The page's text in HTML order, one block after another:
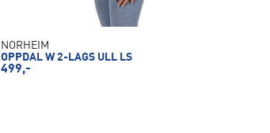
NORHEIM
OPPDAL W 2-LAGS ULL LS
499,-